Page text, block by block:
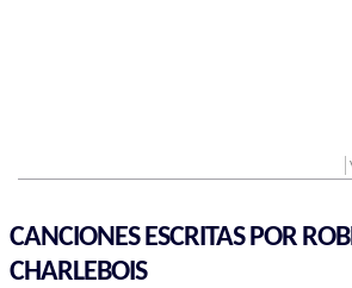
CANCIONES ESCRITAS POR
CHARLEBOIS